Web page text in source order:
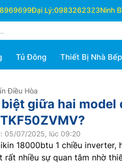
Đại Lý:0983262323Ninh
Tủ Đông Thiết Bị Nhà Bếp
Điều Hòa
giữa hai model
05/07/2025, lúc 09:20
18000btu 1 chiều inverter,
rất nhiều sự quan tâm nhờ